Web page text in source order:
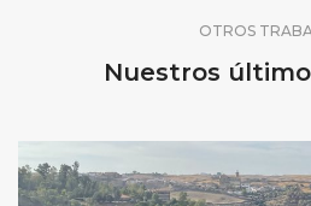
OTROS
Nuestros